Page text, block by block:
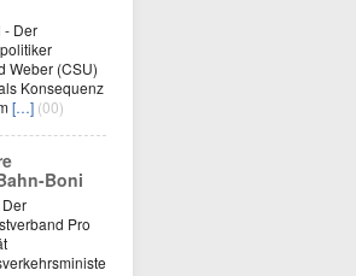
- Der
Weber (CSU)
Konsequenz
[…] (00)
Boni
Pro